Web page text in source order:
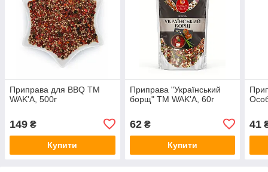
Приправа для BBQ ТМ
WAK'A, 500г
149 ₴
Купити
Приправа "Український
борщ" ТМ WAK'A, 60г
62₴
Купити
41